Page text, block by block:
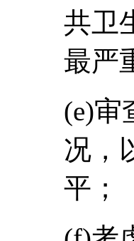
共卫
最严
(e)审
况，
平；